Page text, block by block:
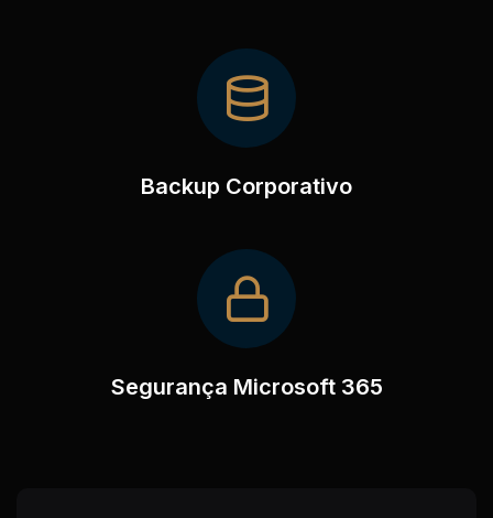
Backup Corporativo
Segurança Microsoft 365